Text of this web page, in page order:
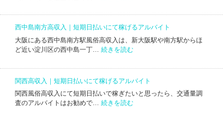
バ
イ
稼
げ
る
ル
バ
ト
期
日
払
い
げ
る
ア
阪
府
阪
収
入
西中島南方高収入｜短期日払いにて稼げるアルバイト
大阪にある西中島南方駅風俗高収入は、新大阪駅や南方駅からほ
ど近い淀川区の西中島一丁… 続きを読む:
中
島
方
関西高収入｜短期日払いにて稼げるアルバイト
関西風俗高収入にて短期日払いで稼ぎたいと思ったら、交通量調
査のアルバイトはお勧めで… 続きを読む: